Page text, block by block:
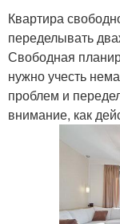
Квартира
переделывать
Свободная
нужно учесть
проблем и
внимание, как